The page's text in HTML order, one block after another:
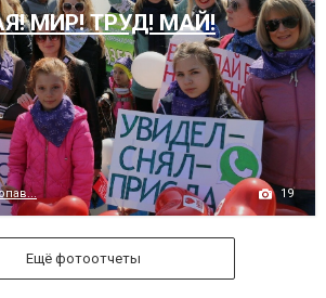
МИР! ТРУД! МАЙ!
19
Ещё фотоотчеты